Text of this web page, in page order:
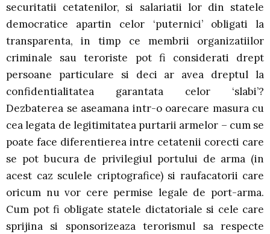
securitatii cetatenilor, si salariatii lor din statele
democratice apartin celor ‘puternici’ obligati la
transparenta, in timp ce membrii organizatiilor
criminale sau teroriste pot fi considerati drept
persoane particulare si deci ar avea dreptul la
confidentialitatea garantata celor ‘slabi’?
Dezbaterea se aseamana intr-o oarecare masura cu
cea legata de legitimitatea purtarii armelor – cum se
poate face diferentierea intre cetatenii corecti care
se pot bucura de privilegiul portului de arma (in
acest caz sculele criptografice) si raufacatorii care
oricum nu vor cere permise legale de port-arma.
Cum pot fi obligate statele dictatoriale si cele care
sprijina si sponsorizeaza terorismul sa respecte